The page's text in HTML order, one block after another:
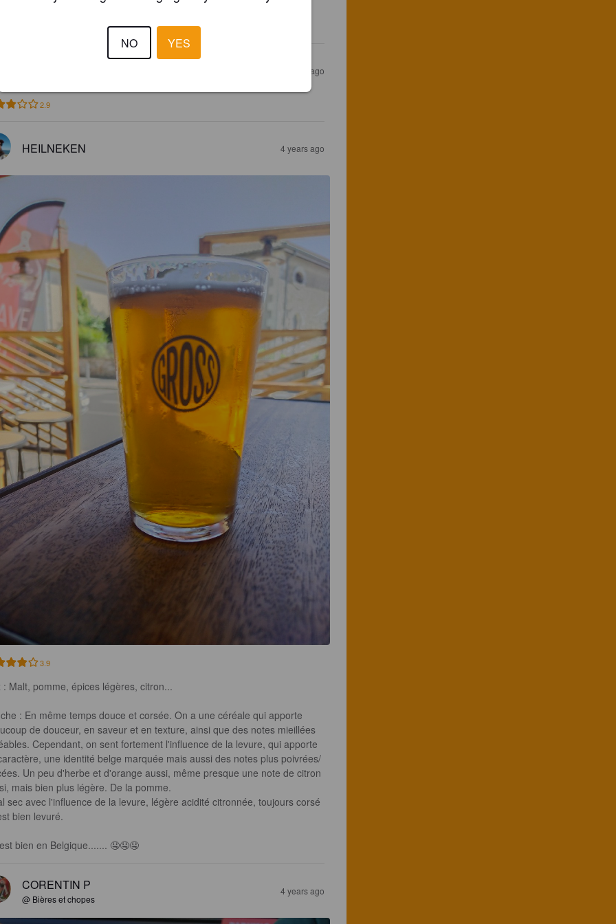
4 years ago
2.9
HEILNEKEN 4 years ago
3.9
: Malt, pomme, épices légères, citron...
: En même temps douce et corsée. On a une céréale qui apporte
de douceur, en saveur et en texture, ainsi que des notes mieillées
Cependant, on sent fortement l'influence de la levure, qui apporte
une identité belge marquée mais aussi des notes plus poivrées/
Un peu d'herbe et d'orange aussi, même presque une note de citron
mais bien plus légère. De la pomme.
sec avec l'influence de la levure, légère acidité citronnée, toujours corsé
bien levuré.
bien en Belgique....... 🤤🤤🤤
CORENTIN P
@ Bières et chopes
4 years ago
NO YES